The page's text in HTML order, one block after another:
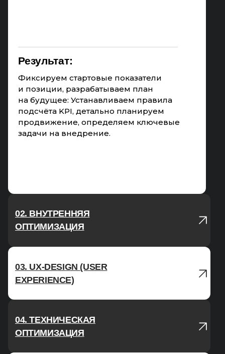
Результат:
Фиксируем стартовые показатели
и позиции, разрабатываем план
на будущее: Устанавливаем правила
подсчёта KPI, детально планируем
продвижение, определяем ключевые
задачи на внедрение.
02. ВНУТРЕННЯЯ
ОПТИМИЗАЦИЯ
02. ВНУТРЕННЯЯ
ОПТИМИЗАЦИЯ
ON-PAGE
03. UX-DESIGN (USER
EXPERIENCE)
03. UX-DESIGN
(USER
04. ТЕХНИЧЕСКАЯ
ОПТИМИЗАЦИЯ